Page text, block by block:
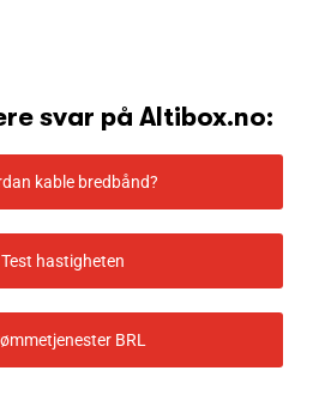
svar på Altibox.no:
kable bredbånd?
Test hastigheten
BRL